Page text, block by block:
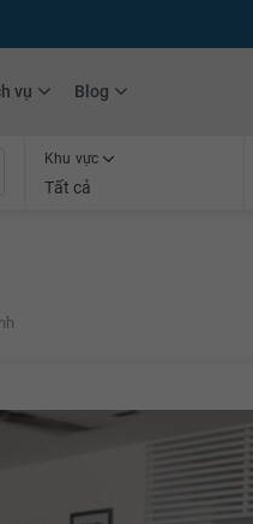
vụ Blog
Khu vực
Tất cả